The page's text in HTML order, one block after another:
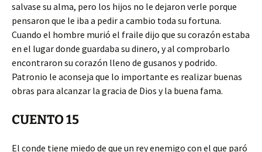
salvase su alma, pero los hijos no le dejaron verle porque
pensaron que le iba a pedir a cambio toda su fortuna.
Cuando el hombre murió el fraile dijo que su corazón estaba
en el lugar donde guardaba su dinero, y al comprobarlo
encontraron su corazón lleno de gusanos y podrido.
Patronio le aconseja que lo importante es realizar buenas
obras para alcanzar la gracia de Dios y la buena fama.
CUENTO 15
El conde tiene miedo de que un rey enemigo con el que paró